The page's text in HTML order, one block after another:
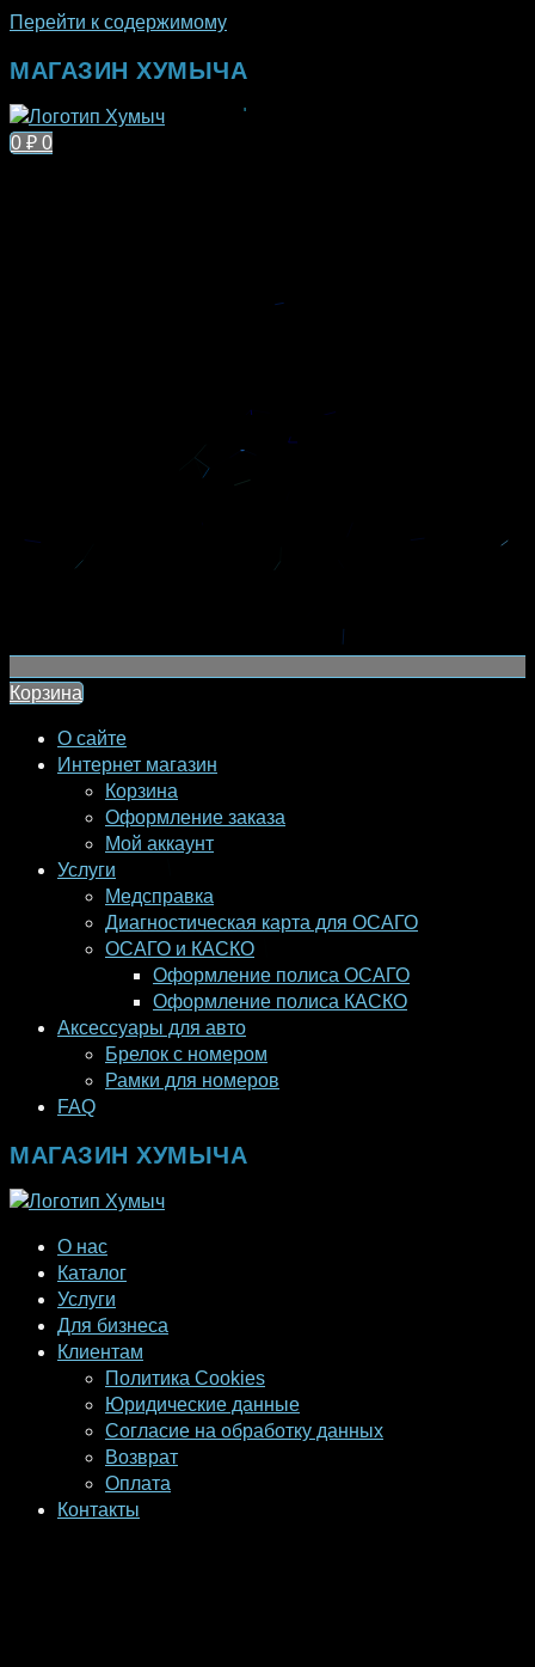
Перейти к содержимому
МАГАЗИН ХУМЫЧА
0 ₽ 0
Корзина
О сайте
Интернет магазин
Корзина
Оформление заказа
Мой аккаунт
Услуги
Медсправка
Диагностическая карта для ОСАГО
ОСАГО и КАСКО
Оформление полиса ОСАГО
Оформление полиса КАСКО
Аксессуары для авто
Брелок с номером
Рамки для номеров
FAQ
МАГАЗИН ХУМЫЧА
О нас
Каталог
Услуги
Для бизнеса
Клиентам
Политика Cookies
Юридические данные
Согласие на обработку данных
Возврат
Оплата
Контакты